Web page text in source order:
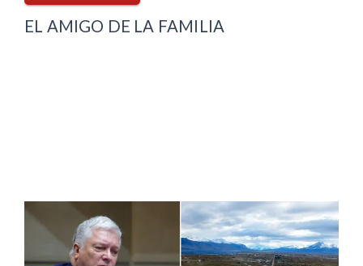
EL AMIGO DE LA FAMILIA